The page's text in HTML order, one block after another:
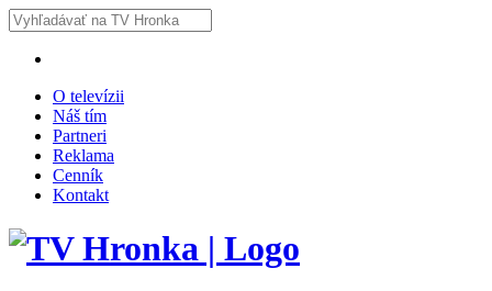
O televízii
Náš tím
Partneri
Reklama
Cenník
Kontakt